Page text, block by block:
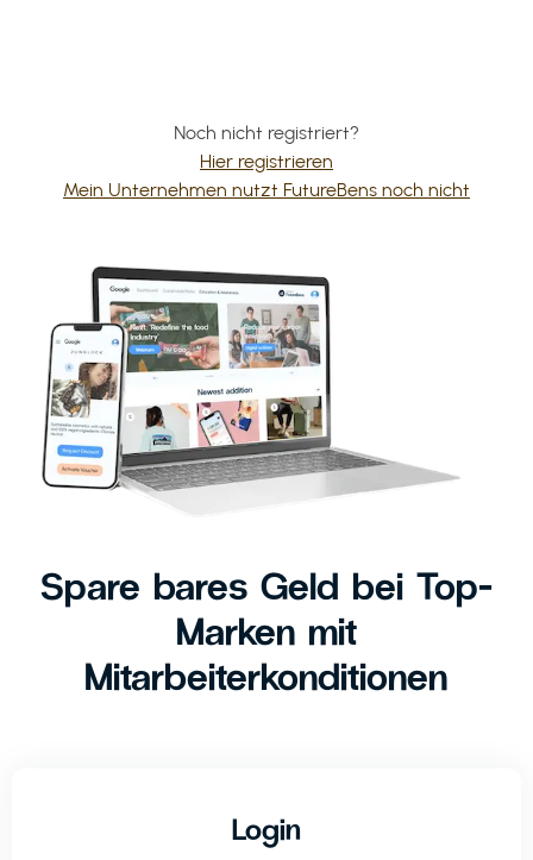
Noch nicht registriert?
Hier registrieren
Mein Unternehmen nutzt FutureBens noch nicht
Spare bares Geld bei Top-
Marken mit
Mitarbeiterkonditionen
Login